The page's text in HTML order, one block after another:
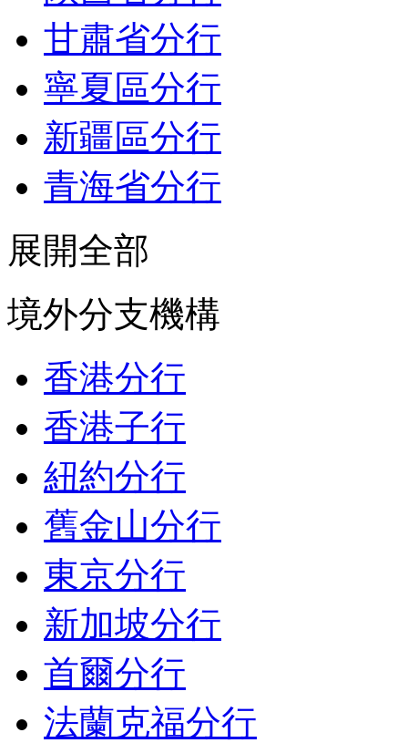
甘肅省分行
寧夏區分行
新疆區分行
青海省分行
展開全部
境外分支機構
香港分行
香港子行
紐約分行
舊金山分行
東京分行
新加坡分行
首爾分行
法蘭克福分行